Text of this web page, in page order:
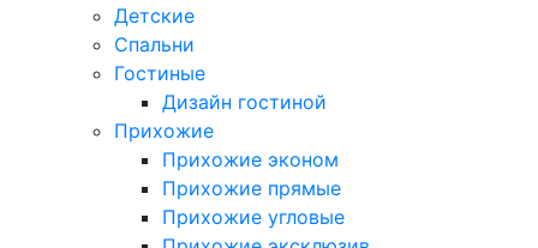
Детские
Спальни
Гостиные
Дизайн гостиной
Прихожие
Прихожие эконом
Прихожие прямые
Прихожие угловые